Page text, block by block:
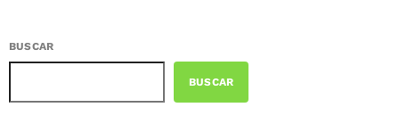
BUSCAR
BUSCAR